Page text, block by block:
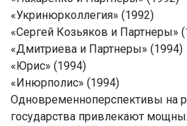
«Укринюрколлегия» (1992)
«Сергей Козьяков и Партнеры»
«Дмитриева и Партнеры» (1994)
«Юрис» (1994)
«Инюрполис» (1994)
Одновременноперспективы на
государства привлекают